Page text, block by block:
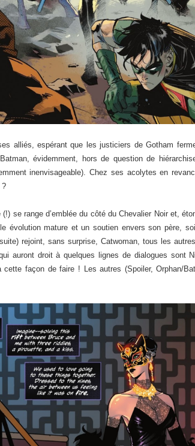
alliés, espérant que les justiciers de Gotham
évidemment, hors de question de
inenvisageable). Chez ses acolytes en
?
se range d’emblée du côté du Chevalier Noir et,
mature et un soutien envers son père,
rejoint, sans surprise, Catwoman, tous les
auront droit à quelques lignes de dialogues sont
façon de faire ! Les autres (Spoiler, Orphan/